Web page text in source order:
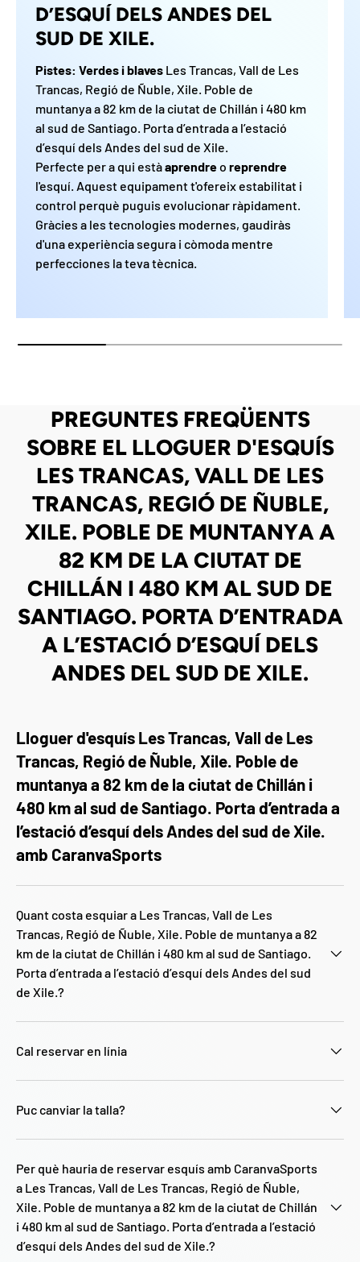
D’ESQUÍ DELS ANDES DEL
SUD DE XILE.
Pistes: Verdes i blaves Les Trancas, Vall de Les
Trancas, Regió de Ñuble, Xile. Poble de
muntanya a 82 km de la ciutat de Chillán i 480 km
al sud de Santiago. Porta d’entrada a l’estació
d’esquí dels Andes del sud de Xile.
Perfecte per a qui estàaprendreo reprendre
l'esquí. Aquest equipament t'ofereix estabilitat i
control perquè puguis evolucionar ràpidament.
Gràcies a les tecnologies modernes, gaudiràs
d'una experiència segura i còmoda mentre
perfecciones la teva tècnica.
PREGUNTES FREQÜENTS
SOBRE EL LLOGUER D'ESQUÍS
LES TRANCAS, VALL DE LES
TRANCAS, REGIÓ DE ÑUBLE,
XILE. POBLE DE MUNTANYA A
82 KM DE LA CIUTAT DE
CHILLÁN I 480 KM AL SUD DE
SANTIAGO. PORTA D’ENTRADA
A L’ESTACIÓ D’ESQUÍ DELS
ANDES DEL SUD DE XILE.
Lloguer d'esquís Les Trancas, Vall de Les
Trancas, Regió de Ñuble, Xile. Poble de
muntanya a 82 km de la ciutat de Chillán i
480 km al sud de Santiago. Porta d’entrada a
l’estació d’esquí dels Andes del sud de Xile.
amb CaranvaSports
Quant costa esquiar a Les Trancas, Vall de Les
Trancas, Regió de Ñuble, Xile. Poble de muntanya a 82
km de la ciutat de Chillán i 480 km al sud de Santiago.
Porta d’entrada a l’estació d’esquí dels Andes del sud
de Xile.?
Cal reservar en línia
Puc canviar la talla?
Per què hauria de reservar esquís amb CaranvaSports
a Les Trancas, Vall de Les Trancas, Regió de Ñuble,
Xile. Poble de muntanya a 82 km de la ciutat de Chillán
i 480 km al sud de Santiago. Porta d’entrada a l’estació
d’esquí dels Andes del sud de Xile.?